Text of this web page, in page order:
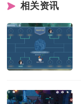
相关资讯